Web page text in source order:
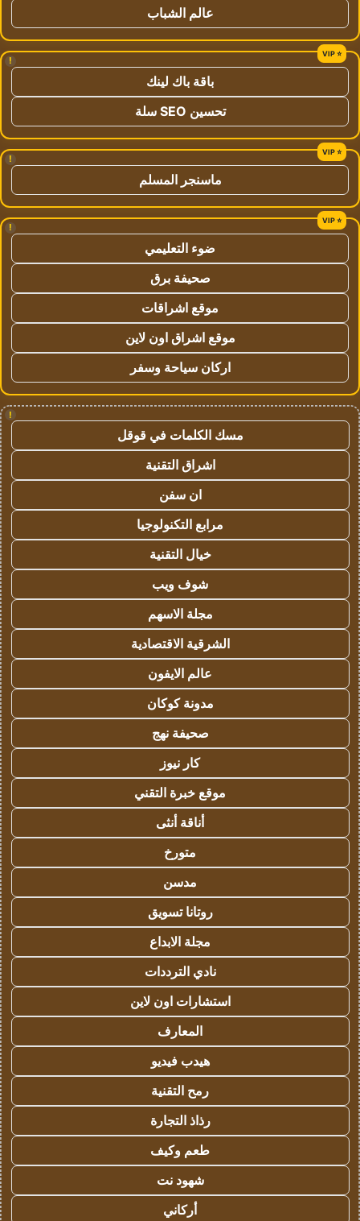
عالم الشباب
!
باقة باك لينك
تحسين SEO سلة
!
ماسنجر المسلم
!
ضوء التعليمي
صحيفة برق
موقع اشراقات
موقع اشراق اون لاين
اركان سياحة وسفر
!
مسك الكلمات في قوقل
اشراق التقنية
ان سفن
مرابع التكنولوجيا
خيال التقنية
شوف ويب
مجلة الاسهم
الشرقية الاقتصادية
عالم الايفون
مدونة كوكان
صحيفة نهج
كار نيوز
موقع خبرة التقني
أناقة أنثى
متورخ
مدسن
روتانا تسويق
مجلة الابداع
نادي الترددات
استشارات اون لاين
المعارف
هيدب فيديو
رمح التقنية
رذاذ التجارة
طعم وكيف
شهود نت
أركاني